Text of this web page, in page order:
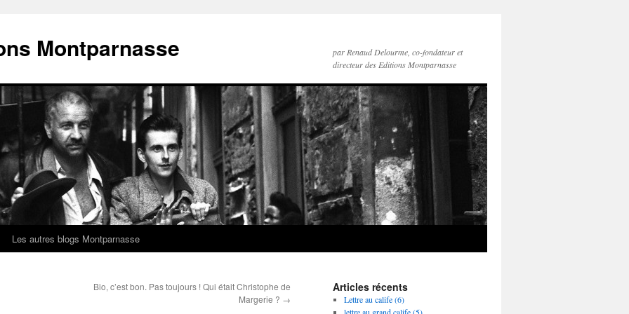
Montparnasse
par Renaud Delourme, co-fondateur et
directeur des Editions Montparnasse
Les autres blogs Montparnasse
Bio, c’est bon. Pas toujours ! Qui était Christophe de
Margerie ? →
Articles récents
Lettre au calife (6)